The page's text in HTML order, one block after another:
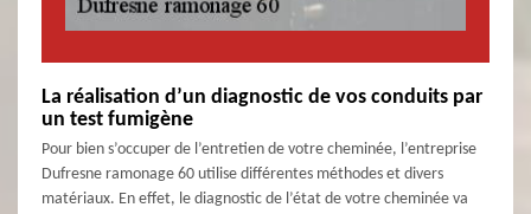
La réalisation d’un diagnostic de vos conduits par
un test fumigène
Pour bien s’occuper de l’entretien de votre cheminée, l’entreprise
Dufresne ramonage 60 utilise différentes méthodes et divers
matériaux. En effet, le diagnostic de l’état de votre cheminée va